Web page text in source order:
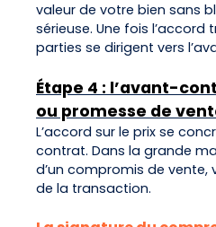
valeur de votre bien sans
sérieuse. Une fois l’accord
parties se dirigent vers
Étape 4 : l’avant-
ou promesse de
L’accord sur le prix se
contrat. Dans la grande
d’un compromis de vente,
de la transaction.